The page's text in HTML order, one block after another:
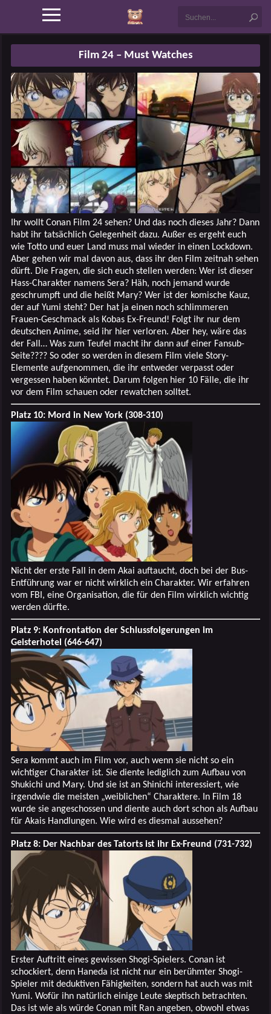
Film 24 – Must Watches
Ihr wollt Conan Film 24 sehen? Und das noch dieses Jahr? Dann
habt ihr tatsächlich Gelegenheit dazu. Außer es ergeht euch
wie Totto und euer Land muss mal wieder in einen Lockdown.
Aber gehen wir mal davon aus, dass ihr den Film zeitnah sehen
dürft. Die Fragen, die sich euch stellen werden: Wer ist dieser
Hass-Charakter namens Sera? Häh, noch jemand wurde
geschrumpft und die heißt Mary? Wer ist der komische Kauz,
der auf Yumi steht? Der hat ja einen noch schlimmeren
Frauen-Geschmack als Kobas Ex-Freund! Folgt ihr nur dem
deutschen Anime, seid ihr hier verloren. Aber hey, wäre das
der Fall… Was zum Teufel macht ihr dann auf einer Fansub-
Seite???? So oder so werden in diesem Film viele Story-
Elemente aufgenommen, die ihr entweder verpasst oder
vergessen haben könntet. Darum folgen hier 10 Fälle, die ihr
vor dem Film schauen oder rewatchen solltet.
Platz 10: Mord in New York (308-310)
Nicht der erste Fall in dem Akai auftaucht, doch bei der Bus-
Entführung war er nicht wirklich ein Charakter. Wir erfahren
vom FBI, eine Organisation, die für den Film wirklich wichtig
werden dürfte.
Platz 9: Konfrontation der Schlussfolgerungen im
Geisterhotel (646-647)
Sera kommt auch im Film vor, auch wenn sie nicht so ein
wichtiger Charakter ist. Sie diente lediglich zum Aufbau von
Shukichi und Mary. Und sie ist an Shinichi interessiert, wie
irgendwie die meisten „weiblichen“ Charaktere. In Film 18
wurde sie angeschossen und diente auch dort schon als Aufbau
für Akais Handlungen. Wie wird es diesmal aussehen?
Platz 8: Der Nachbar des Tatorts ist ihr Ex-Freund (731-732)
Erster Auftritt eines gewissen Shogi-Spielers. Conan ist
schockiert, denn Haneda ist nicht nur ein berühmter Shogi-
Spieler mit deduktiven Fähigkeiten, sondern hat auch was mit
Yumi. Wofür ihn natürlich einige Leute skeptisch betrachten.
Das ist wie als würde Conan mit Ran angeben, obwohl etwas